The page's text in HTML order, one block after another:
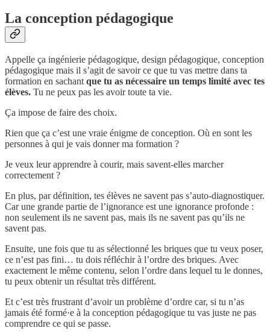
La conception pédagogique
Appelle ça ingénierie pédagogique, design pédagogique, conception
pédagogique mais il s’agit de savoir ce que tu vas mettre dans ta
formation en sachantque tu as nécessaire un temps limité avec tes
élèves. Tu ne peux pas les avoir toute ta vie.
Ça impose de faire des choix.
Rien que ça c’est une vraie énigme de conception. Où en sont les
personnes à qui je vais donner ma formation ?
Je veux leur apprendre à courir, mais savent-elles marcher
correctement ?
En plus, par définition, tes élèves ne savent pas s’auto-diagnostiquer.
Car une grande partie de l’ignorance est une ignorance profonde :
non seulement ils ne savent pas, mais ils ne savent pas qu’ils ne
savent pas.
Ensuite, une fois que tu as sélectionné les briques que tu veux poser,
ce n’est pas fini… tu dois réfléchir à l’ordre des briques. Avec
exactement le même contenu, selon l’ordre dans lequel tu le donnes,
tu peux obtenir un résultat très différent.
Et c’est très frustrant d’avoir un problème d’ordre car, si tu n’as
jamais été formé·e à la conception pédagogique tu vas juste ne pas
comprendre ce qui se passe.